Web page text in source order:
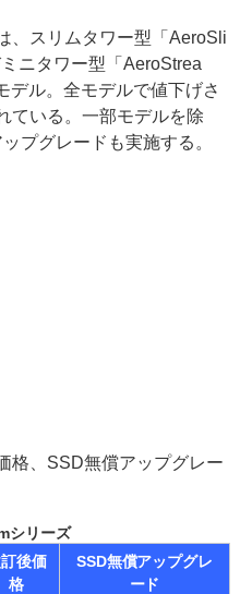
、スリムタワー型「AeroSli
ニタワー型「AeroStrea
デル。全モデルで値下げさ
ている。一部モデルを除
プグレードも実施する。
、SSD無償アップグレー
シリーズ
後価
格
SSD無償アップグレ
ード